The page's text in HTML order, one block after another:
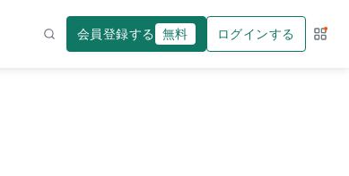
会員登録する 無料 ログインする サー